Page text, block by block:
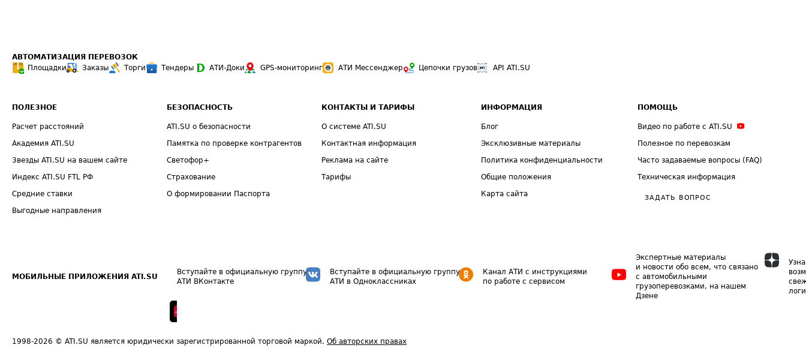
АВТОМАТИЗАЦИЯ ПЕРЕВОЗОК
Площадки
Заказы Торги Тендеры АТИ-Доки GPS-мониторинг АТИ Мессенджер Цепочки грузов API ATI.SU
ПОЛЕЗНОЕ
Расчет расстояний
Академия ATI.SU
Звезды ATI.SU на вашем сайте
Индекс ATI.SU FTL РФ
Средние ставки
Выгодные направления
БЕЗОПАСНОСТЬ
ATI.SU о безопасности
Памятка по проверке контрагентов
Светофор+
Страхование
О формировании Паспорта
КОНТАКТЫ И ТАРИФЫ
О системе ATI.SU
Контактная информация
Реклама на сайте
Тарифы
ИНФОРМАЦИЯ
Блог
Эксклюзивные материалы
Политика конфиденциальности
Общие положения
Карта сайта
ПОМОЩЬ
Видео по работе с ATI.SU
Полезное по перевозкам
Часто задаваемые вопросы (FAQ)
Техническая информация
ЗАДАТЬ ВОПРОС
МОБИЛЬНЫЕ ПРИЛОЖЕНИЯ ATI.SU
Вступайте в официальную группу
АТИ ВКонтакте
Вступайте в официальную группу
АТИ в Одноклассниках
Канал АТИ с инструкциями
по работе с сервисом
Экспертные материалы
и новости обо всем, что связано
с автомобильными
грузоперевозками, на нашем
Дзене
1998-2026 © ATI.SU является юридически зарегистрированной торговой маркой. Об авторских правах